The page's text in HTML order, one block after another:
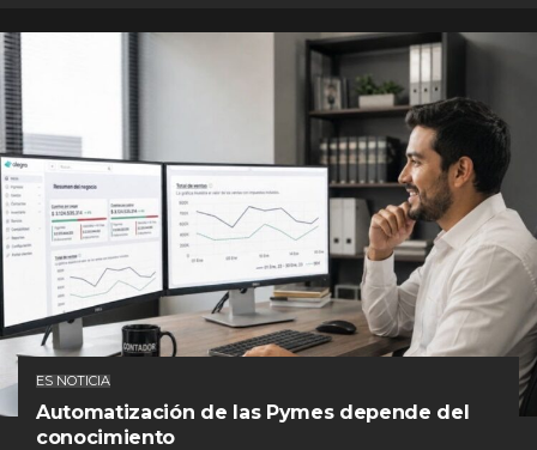
ES NOTICIA
Automatización de las Pymes depende del
conocimiento